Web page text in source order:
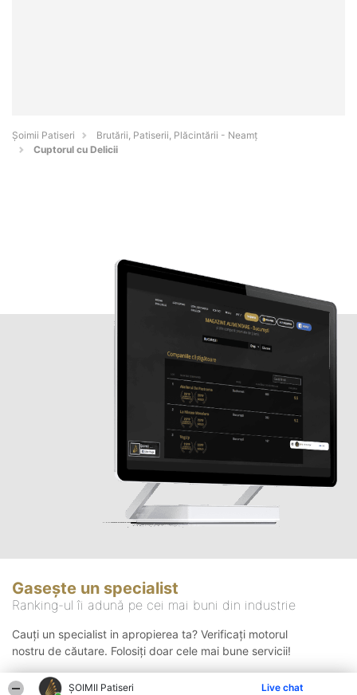
ȘOIMII Patiseri Live chat
Șoimii Patiseri
Brutării, Patiserii, Plăcintării - Neamţ
Cuptorul cu Delicii
Gasește un specialist
Ranking-ul îi adună pe cei mai buni din industrie
Cauți un specialist in apropierea ta? Verificați motorul
nostru de căutare. Folosiți doar cele mai bune servicii!